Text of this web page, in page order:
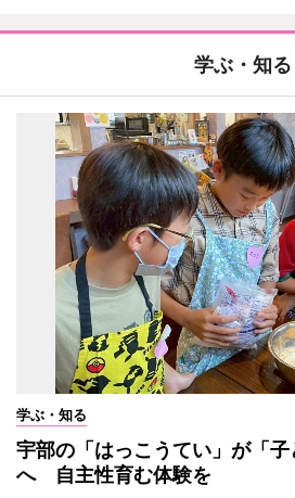
学ぶ・知る
学ぶ・知る
宇部の「はっこうてい」が「
へ 自主性育む体験を